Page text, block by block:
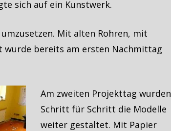
sich auf ein Kunstwerk.
Mit alten Rohren, mit
wurde bereits am ersten Nachmittag
Am zweiten Projekttag wurden
Schritt für Schritt die Modelle
weiter gestaltet. Mit Papier